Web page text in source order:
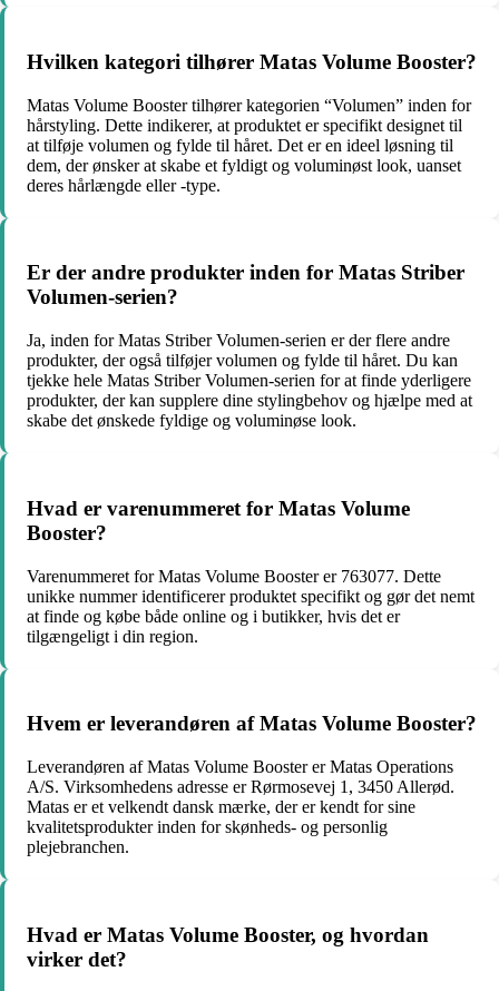
Hvilken kategori tilhører Matas Volume Booster?
Matas Volume Booster tilhører kategorien “Volumen” inden for
hårstyling. Dette indikerer, at produktet er specifikt designet til
at tilføje volumen og fylde til håret. Det er en ideel løsning til
dem, der ønsker at skabe et fyldigt og voluminøst look, uanset
deres hårlængde eller -type.
Er der andre produkter inden for Matas Striber
Volumen-serien?
Ja, inden for Matas Striber Volumen-serien er der flere andre
produkter, der også tilføjer volumen og fylde til håret. Du kan
tjekke hele Matas Striber Volumen-serien for at finde yderligere
produkter, der kan supplere dine stylingbehov og hjælpe med at
skabe det ønskede fyldige og voluminøse look.
Hvad er varenummeret for Matas Volume
Booster?
Varenummeret for Matas Volume Booster er 763077. Dette
unikke nummer identificerer produktet specifikt og gør det nemt
at finde og købe både online og i butikker, hvis det er
tilgængeligt i din region.
Hvem er leverandøren af Matas Volume Booster?
Leverandøren af Matas Volume Booster er Matas Operations
A/S. Virksomhedens adresse er Rørmosevej 1, 3450 Allerød.
Matas er et velkendt dansk mærke, der er kendt for sine
kvalitetsprodukter inden for skønheds- og personlig
plejebranchen.
Hvad er Matas Volume Booster, og hvordan
virker det?